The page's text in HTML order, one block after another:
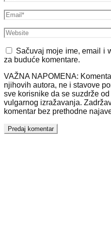
Sačuvaj moje ime, email i
za buduće komentare.
VAŽNA NAPOMENA:
njihovih autora, ne i stavove
sve korisnike da se suzdrže
vulgarnog izražavanja.
komentar bez prethodne